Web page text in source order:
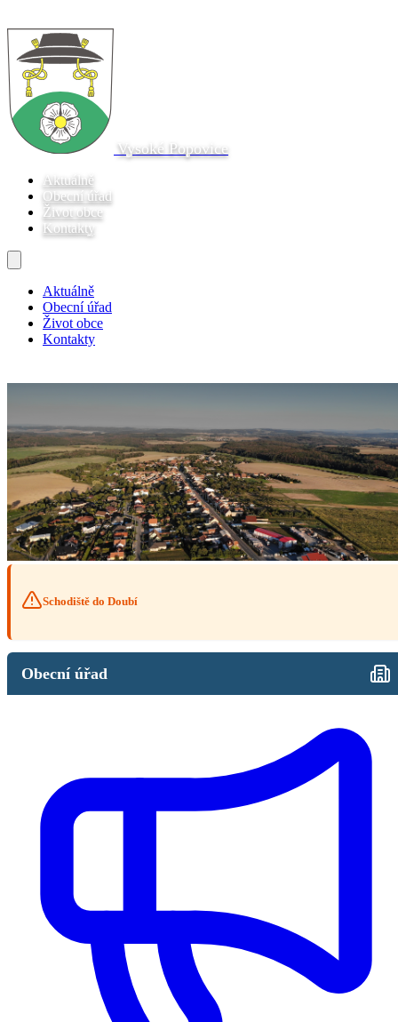
Vysoké Popovice
Aktuálně
Obecní úřad
Život obce
Kontakty
Aktuálně
Obecní úřad
Život obce
Kontakty
Schodiště do Doubí
Obecní úřad